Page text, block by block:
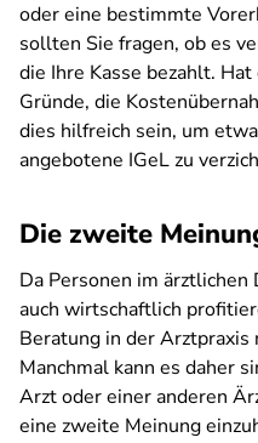
oder eine bestimmte
sollten Sie fragen, ob es
die Ihre Kasse bezahlt.
Gründe, die
dies hilfreich sein, um
angebotene IGeL zu
Die zweite
Da Personen im
auch wirtschaftlich
Beratung in der Arztpraxis
Manchmal kann es daher
Arzt oder einer anderen
eine zweite Meinung